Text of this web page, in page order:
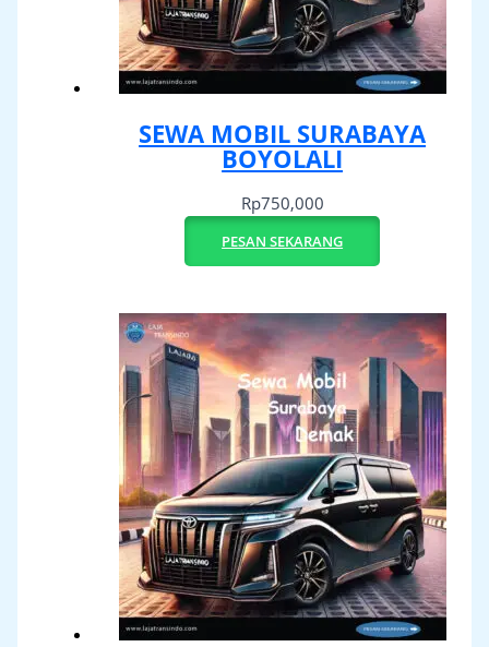
SEWA MOBIL SURABAYA
BOYOLALI
Rp750,000
PESAN SEKARANG